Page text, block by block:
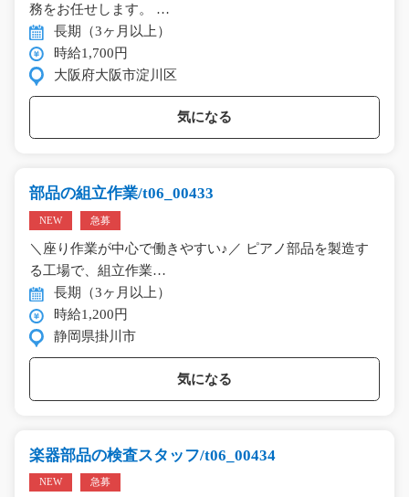
務をお任せします。 …
長期（3ヶ月以上）
時給1,700円
大阪府大阪市淀川区
気になる
部品の組立作業/t06_00433
NEW 急募
＼座り作業が中心で働きやすい♪／ ピアノ部品を製造す
る工場で、組立作業…
長期（3ヶ月以上）
時給1,200円
静岡県掛川市
気になる
楽器部品の検査スタッフ/t06_00434
NEW 急募